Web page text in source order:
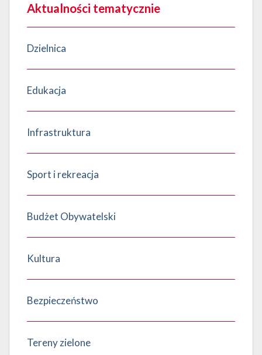
Aktualności tematycznie
Dzielnica
Edukacja
Infrastruktura
Sport i rekreacja
Budżet Obywatelski
Kultura
Bezpieczeństwo
Tereny zielone